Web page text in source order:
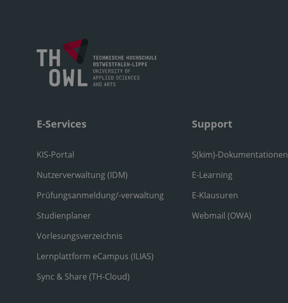
E-Services
KIS-Portal
Nutzerverwaltung (IDM)
Prüfungsanmeldung/-verwaltung
Studienplaner
Vorlesungsverzeichnis
Lernplattform eCampus (ILIAS)
Sync & Share (TH-Cloud)
Support
S(kim)-Dokumentationen
E-Learning
E-Klausuren
Webmail (OWA)